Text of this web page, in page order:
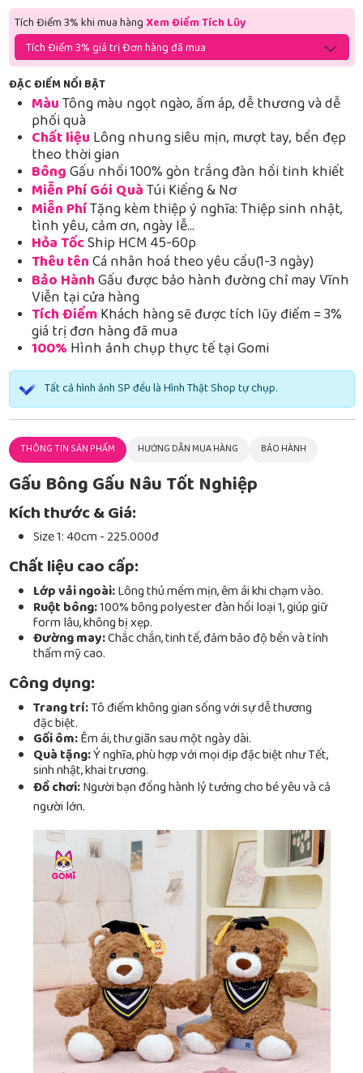
Tích Điểm 3% khi mua hàng Xem Điểm Tích Lũy
Tích Điểm 3% giá trị Đơn hàng đã mua
ĐẶC ĐIỂM NỔI BẬT
MàuTông màu ngọt ngào, ấm áp, dễ thương và dễ
phối quà
Chất liệu Lông nhung siêu mịn, mượt tay, bền đẹp
theo thời gian
BôngGấu nhồi 100% gòn trắng đàn hồi tinh khiết
Miễn Phí Gói QuàTúi Kiếng & Nơ
Miễn PhíTặng kèm thiệp ý nghĩa: Thiệp sinh nhật,
tình yêu, cảm ơn, ngày lễ…
Hỏa TốcShip HCM 45-60p
Thêu tênCá nhân hoá theo yêu cầu(1-3 ngày)
Bảo HànhGấu được bảo hành đường chỉ may Vĩnh
Viễn tại cửa hàng
Tích ĐiểmKhách hàng sẽ được tích lũy điểm = 3%
giá trị đơn hàng đã mua
100% Hình ảnh chụp thực tế tại Gomi
Tất cả hình ảnh SP đều là Hình Thật Shop tự chụp.
THÔNG TIN SẢN PHẨM HƯỚNG DẪN MUA HÀNG BẢO HÀNH
Gấu Bông Gấu Nâu Tốt Nghiệp
Kích thước & Giá:
Size 1: 40cm - 225.000đ
Chất liệu cao cấp:
Lớp vải ngoài:Lông thú mềm mịn, êm ái khi chạm vào.
Ruột bông:100% bông polyester đàn hồi loại 1, giúp giữ
form lâu, không bị xẹp.
Đường may:Chắc chắn, tinh tế, đảm bảo độ bền và tính
thẩm mỹ cao.
Công dụng:
Trang trí:Tô điểm không gian sống với sự dễ thương
đặc biệt.
Gối ôm:Êm ái, thư giãn sau một ngày dài.
Quà tặng:Ý nghĩa, phù hợp với mọi dịp đặc biệt như Tết,
sinh nhật, khai trương.
Đồ chơi:Người bạn đồng hành lý tưởng cho bé yêu và cả
người lớn.